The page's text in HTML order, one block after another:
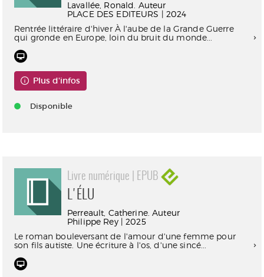
Lavallée, Ronald. Auteur
PLACE DES EDITEURS | 2024
Rentrée littéraire d'hiver À l'aube de la Grande Guerre
qui gronde en Europe, loin du bruit du monde...
Plus d'infos
Disponible
Livre numérique | EPUB
L'ÉLU
Perreault, Catherine. Auteur
Philippe Rey | 2025
Le roman bouleversant de l'amour d'une femme pour
son fils autiste. Une écriture à l'os, d'une sincé...